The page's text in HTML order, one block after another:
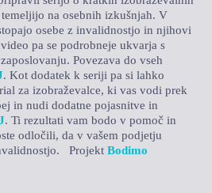
na osebnih izkušnjah. V
osebe z invalidnostjo in njihovi
pa se podrobneje ukvarja s
Povezava do vseh
. Kot dodatek k seriji pa si lahko
za izobraževalce, ki vas vodi prek
in nudi dodatne pojasnitve in
. Ti rezultati vam bodo v pomoč in
odločili, da v vašem podjetju
Projekt Bodimo